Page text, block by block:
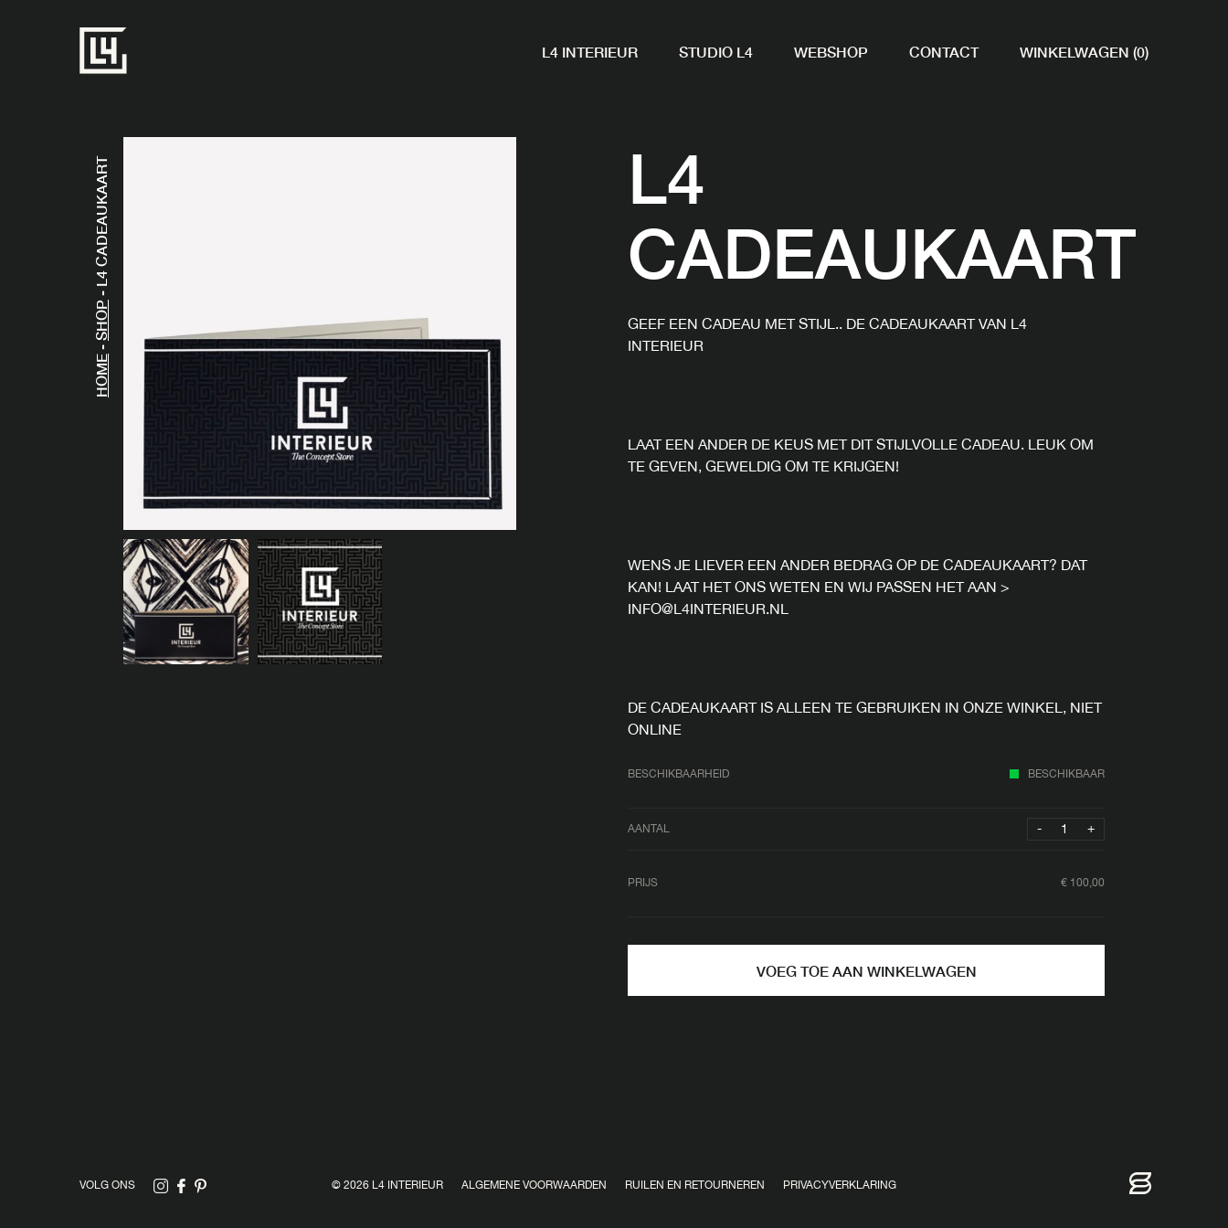
L4 INTERIEUR STUDIO L4 WEBSHOP CONTACT WINKELWAGEN (0)
HOME
-
SHOP
-
L4 CADEAUKAART L4
CADEAUKAART
GEEF EEN CADEAU MET STIJL.. DE CADEAUKAART VAN L4
INTERIEUR
LAAT EEN ANDER DE KEUS MET DIT STIJLVOLLE CADEAU. LEUK OM
TE GEVEN, GEWELDIG OM TE KRIJGEN!
WENS JE LIEVER EEN ANDER BEDRAG OP DE CADEAUKAART? DAT
KAN! LAAT HET ONS WETEN EN WIJ PASSEN HET AAN >
INFO@L4INTERIEUR.NL
DE CADEAUKAART IS ALLEEN TE GEBRUIKEN IN ONZE WINKEL, NIET
ONLINE
BESCHIKBAARHEID BESCHIKBAAR
AANTAL - +
PRIJS € 100,00
VOEG TOE AAN WINKELWAGEN
VOLG ONS © 2026 L4 INTERIEUR ALGEMENE VOORWAARDEN RUILEN EN RETOURNEREN PRIVACYVERKLARING